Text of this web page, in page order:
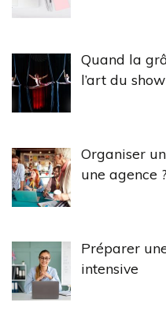
Quand la
l’art du
Organiser
une agence ?
Préparer
intensive